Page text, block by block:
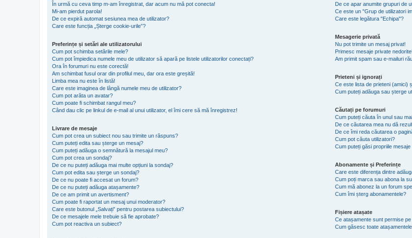
În urmă cu ceva timp m-am înregistrat, dar acum nu mă pot conecta!
Mi-am pierdut parola!
De ce expiră automat sesiunea mea de utilizator?
Care este funcția „Șterge cookie-urile”?
Preferințe și setări ale utilizatorului
Cum pot schimba setările mele?
Cum pot împiedica numele meu de utilizator să apară pe listele utilizatorilor conectați?
Ora în forumuri nu este corectă!
Am schimbat fusul orar din profilul meu, dar ora este greșită!
Limba mea nu este în listă!
Care este imaginea de lângă numele meu de utilizator?
Cum pot arăta un avatar?
Cum poate fi schimbat rangul meu?
Când dau clic pe linkul de e-mail al unui utilizator, el îmi cere să mă înregistrez!
Livrare de mesaje
Cum pot crea un subiect nou sau trimite un răspuns?
Cum puteți edita sau șterge un mesaj?
Cum puteți adăuga o semnătură la mesajul meu?
Cum pot crea un sondaj?
De ce nu puteți adăuga mai multe opțiuni la sondaj?
Cum pot edita sau șterge un sondaj?
De ce nu poate fi accesat un forum?
De ce nu puteți adăuga atașamente?
De ce am primit un avertisment?
Cum poate fi raportat un mesaj unui moderator?
Care este butonul „Salvați” pentru postarea subiectului?
De ce mesajele mele trebuie să fie aprobate?
Cum pot reactiva un subiect?
De ce apar anumite grupuri de
Ce este un "Grup de utilizatori
Care este legătura "Echipa"?
Mesagerie privată
Nu pot trimite un mesaj privat!
Primesc mesaje private nedorite!
Am primit spam sau e-mailuri
Prieteni și ignorați
Ce este lista de prieteni (amici)
Cum puteți adăuga sau șterge
Căutați pe forumuri
Cum puteți căuta în unul sau
De ce căutarea mea nu dă
De ce îmi reda căutarea o
Cum pot căuta utilizatori?
Cum puteți găsi propriile
Abonamente și Preferințe
Care este diferența dintre
Cum poți marca sau abona la
Cum mă abonez la un forum
Cum îmi șterg abonamentele?
Fișiere atașate
Ce atașamente sunt permise
Cum găsesc toate